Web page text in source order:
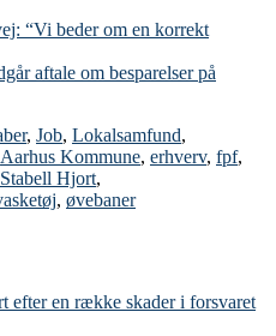
“Vi beder om en korrekt
aftale om besparelser på
, Job, Lokalsamfund,
Aarhus Kommune, erhverv, fpf,
Hjort,
, øvebaner